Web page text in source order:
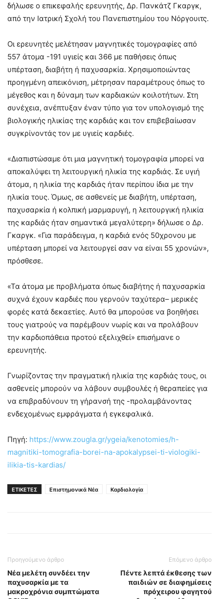
δήλωσε ο επικεφαλής ερευνητής, Δρ. Πανκάτζ Γκαργκ,
από την Ιατρική Σχολή του Πανεπιστημίου του Νόργουιτς.
Οι ερευνητές μελέτησαν μαγνητικές τομογραφίες από
557 άτομα -191 υγιείς και 366 με παθήσεις όπως
υπέρταση, διαβήτη ή παχυσαρκία. Χρησιμοποιώντας
προηγμένη απεικόνιση, μέτρησαν παραμέτρους όπως το
μέγεθος και η δύναμη των καρδιακών κοιλοτήτων. Στη
συνέχεια, ανέπτυξαν έναν τύπο για τον υπολογισμό της
βιολογικής ηλικίας της καρδιάς και τον επιβεβαίωσαν
συγκρίνοντάς τον με υγιείς καρδιές.
«Διαπιστώσαμε ότι μια μαγνητική τομογραφία μπορεί να
αποκαλύψει τη λειτουργική ηλικία της καρδιάς. Σε υγιή
άτομα, η ηλικία της καρδιάς ήταν περίπου ίδια με την
ηλικία τους. Όμως, σε ασθενείς με διαβήτη, υπέρταση,
παχυσαρκία ή κολπική μαρμαρυγή, η λειτουργική ηλικία
της καρδιάς ήταν σημαντικά μεγαλύτερη» δήλωσε ο Δρ.
Γκαργκ. «Για παράδειγμα, η καρδιά ενός 50χρονου με
υπέρταση μπορεί να λειτουργεί σαν να είναι 55 χρονών»,
πρόσθεσε.
«Τα άτομα με προβλήματα όπως διαβήτης ή παχυσαρκία
συχνά έχουν καρδιές που γερνούν ταχύτερα– μερικές
φορές κατά δεκαετίες. Αυτό θα μπορούσε να βοηθήσει
τους γιατρούς να παρέμβουν νωρίς και να προλάβουν
την καρδιοπάθεια προτού εξελιχθεί» επισήμανε ο
ερευνητής.
Γνωρίζοντας την πραγματική ηλικία της καρδιάς τους, οι
ασθενείς μπορούν να λάβουν συμβουλές ή θεραπείες για
να επιβραδύνουν τη γήρανσή της -προλαμβάνοντας
ενδεχομένως εμφράγματα ή εγκεφαλικά.
Πηγή: https://www.zougla.gr/ygeia/kenotomies/h-
magnitiki-tomografia-borei-na-apokalypsei-ti-viologiki-
ilikia-tis-kardias/
ΕΤΙΚΕΤΕΣ Επιστημονικά Νέα Καρδιολογία
Προηγούμενο άρθρο
Νέα μελέτη συνδέει την
παχυσαρκία με τα
μακροχρόνια συμπτώματα
Επόμενο άρθρο
Πέντε λεπτά έκθεσης των
παιδιών σε διαφημίσεις
πρόχειρου φαγητού